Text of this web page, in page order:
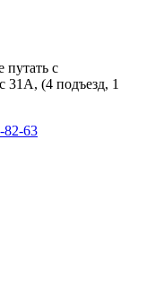
путать с
31А, (4 подъезд, 1
82-63